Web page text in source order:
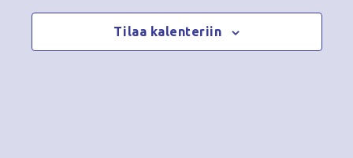
Tilaa kalenteriin